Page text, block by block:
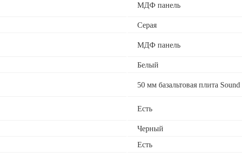
МДФ панель
Серая
МДФ панель
Белый
50 мм базальтовая плита
Есть
Черный
Есть